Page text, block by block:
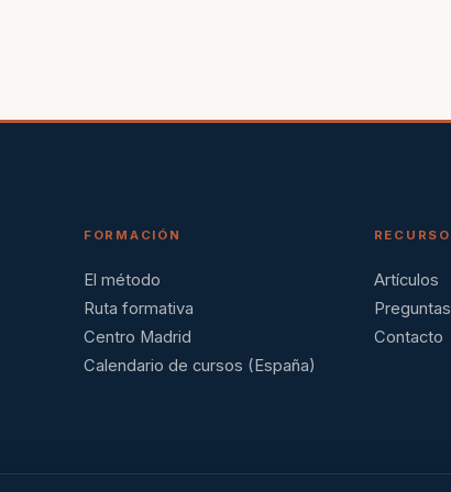
FORMACIÓN
El método
Ruta formativa
Centro Madrid
Calendario de cursos (España)
Artículos
Contacto